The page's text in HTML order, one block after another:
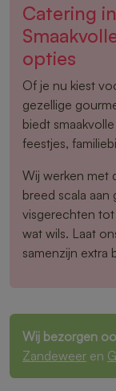
Catering
opties
Of je nu kiest
gezellige
biedt
feestjes,
Wij werken met
breed scala aan
visgerechten
wat wils. Laat
samenzijn extra
Wij bezorgen
Zandeweer en